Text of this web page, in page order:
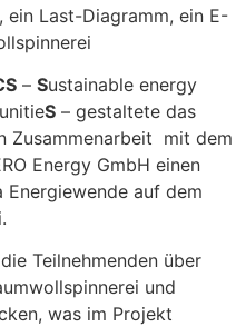
– Sustainable energy
S – gestaltete das
Zusammenarbeit mit dem
Energy GmbH einen
Energiewende auf dem
Teilnehmenden über
und
was im Projekt